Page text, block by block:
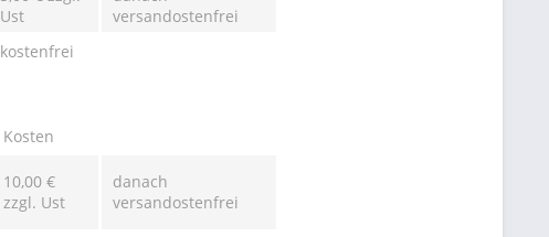
Ust
versandostenfrei
kostenfrei
Kosten
10,00 €
zzgl. Ust
danach
versandostenfrei